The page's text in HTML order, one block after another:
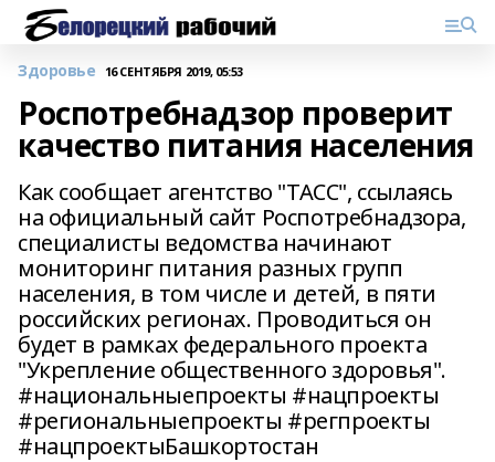
Здоровье 16 СЕНТЯБРЯ 2019, 05:53
Роспотребнадзор проверит
качество питания населения
Как сообщает агентство "ТАСС", ссылаясь
на официальный сайт Роспотребнадзора,
специалисты ведомства начинают
мониторинг питания разных групп
населения, в том числе и детей, в пяти
российских регионах. Проводиться он
будет в рамках федерального проекта
"Укрепление общественного здоровья".
#национальныепроекты #нацпроекты
#региональныепроекты #регпроекты
#нацпроектыБашкортостан